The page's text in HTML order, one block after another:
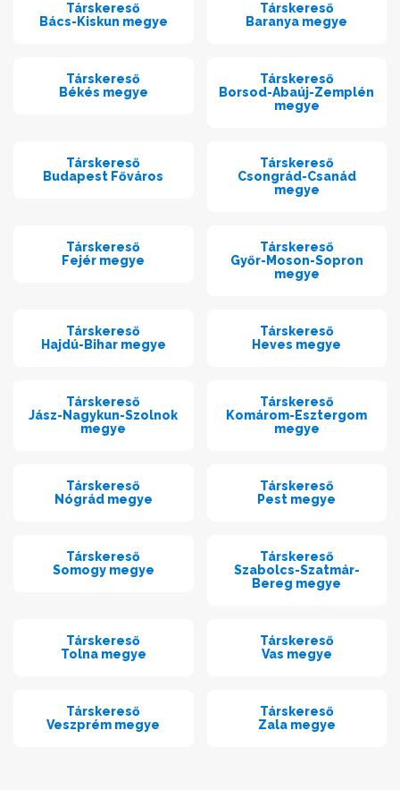
Társkereső
Bács-Kiskun megye
Társkereső
Baranya megye
Társkereső
Békés megye
Társkereső
Borsod-Abaúj-Zemplén
megye
Társkereső
Budapest Főváros
Társkereső
Csongrád-Csanád
megye
Társkereső
Fejér megye
Társkereső
Győr-Moson-Sopron
megye
Társkereső
Hajdú-Bihar megye
Társkereső
Heves megye
Társkereső
Jász-Nagykun-Szolnok
megye
Társkereső
Komárom-Esztergom
megye
Társkereső
Nógrád megye
Társkereső
Pest megye
Társkereső
Somogy megye
Társkereső
Szabolcs-Szatmár-
Bereg megye
Társkereső
Tolna megye
Társkereső
Vas megye
Társkereső
Veszprém megye
Társkereső
Zala megye